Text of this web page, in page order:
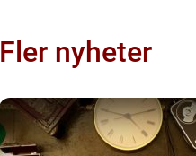
Fler nyheter